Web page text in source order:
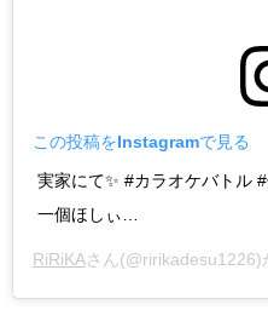
この投稿をInstagramで見る
実家にて✨ #カラオケバトル
一個ほしぃ…
RiRiKAさん(@ririkadesu1226)